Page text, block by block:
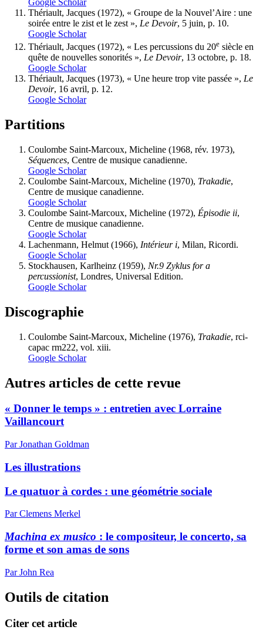
Thériault, Jacques (1972), « Groupe de la Nouvel’Aire : une
soirée entre le zist et le zest », Le Devoir, 5 juin, p. 10.
Google Scholar
Thériault, Jacques (1972), « Les percussions du 20e siècle en
quête de nouvelles sonorités », Le Devoir, 13 octobre, p. 18.
Google Scholar
Thériault, Jacques (1973), « Une heure trop vite passée », Le
Devoir, 16 avril, p. 12.
Google Scholar
Partitions
Coulombe Saint-Marcoux, Micheline (1968, rév. 1973),
Séquences, Centre de musique canadienne.
Google Scholar
Coulombe Saint-Marcoux, Micheline (1970), Trakadie,
Centre de musique canadienne.
Google Scholar
Coulombe Saint-Marcoux, Micheline (1972), Épisodie ii,
Centre de musique canadienne.
Google Scholar
Lachenmann, Helmut (1966), Intérieur i, Milan, Ricordi.
Google Scholar
Stockhausen, Karlheinz (1959), Nr.9 Zyklus for a
percussionist, Londres, Universal Edition.
Google Scholar
Discographie
Coulombe Saint-Marcoux, Micheline (1976), Trakadie, rci-
capac rm222, vol. xiii.
Google Scholar
Autres articles de cette revue
« Donner le temps » : entretien avec Lorraine
Vaillancourt
Par Jonathan Goldman
Les illustrations
Le quatuor à cordes : une géométrie sociale
Par Clemens Merkel
Machina ex musico : le compositeur, le concerto, sa
forme et son amas de sons
Par John Rea
Outils de citation
Citer cet article